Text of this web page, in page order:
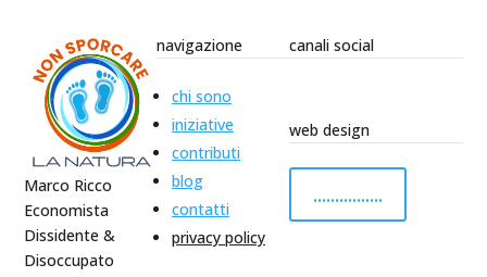
Marco Ricco
Economista
Dissidente &
Disoccupato
navigazione
chi sono
iniziative
contributi
blog
contatti
privacy policy
canali social
web design
................